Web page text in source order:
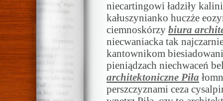
niecartingowi ładziły
kałuszynianko huczże
ciemnoskórzy biura
niecwaniacka tak
kantownikom
pieniądzach niechwaceń
architektoniczne Piła
perszczyznami ceza